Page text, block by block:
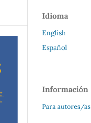
Idioma
English
Español
Información
Para autores/as